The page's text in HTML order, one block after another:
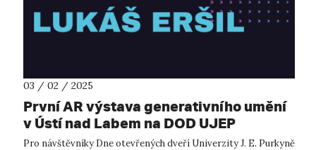
03 / 02 / 2025
První AR výstava generativního umění
v Ústí nad Labem na DOD UJEP
Pro návštěvníky Dne otevřených dveří Univerzity J. E. Purkyně